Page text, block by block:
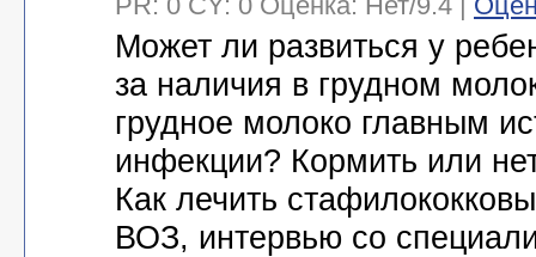
Может ли развиться у
за наличия в грудном
грудное молоко главным
инфекции? Кормить или
Как лечить
ВОЗ, интервью со